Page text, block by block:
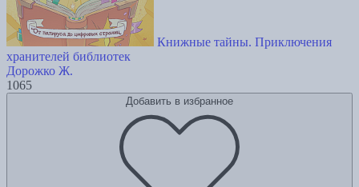
Книжные тайны. Приключения
хранителей библиотек
Дорожко Ж.
1065
Добавить в избранное